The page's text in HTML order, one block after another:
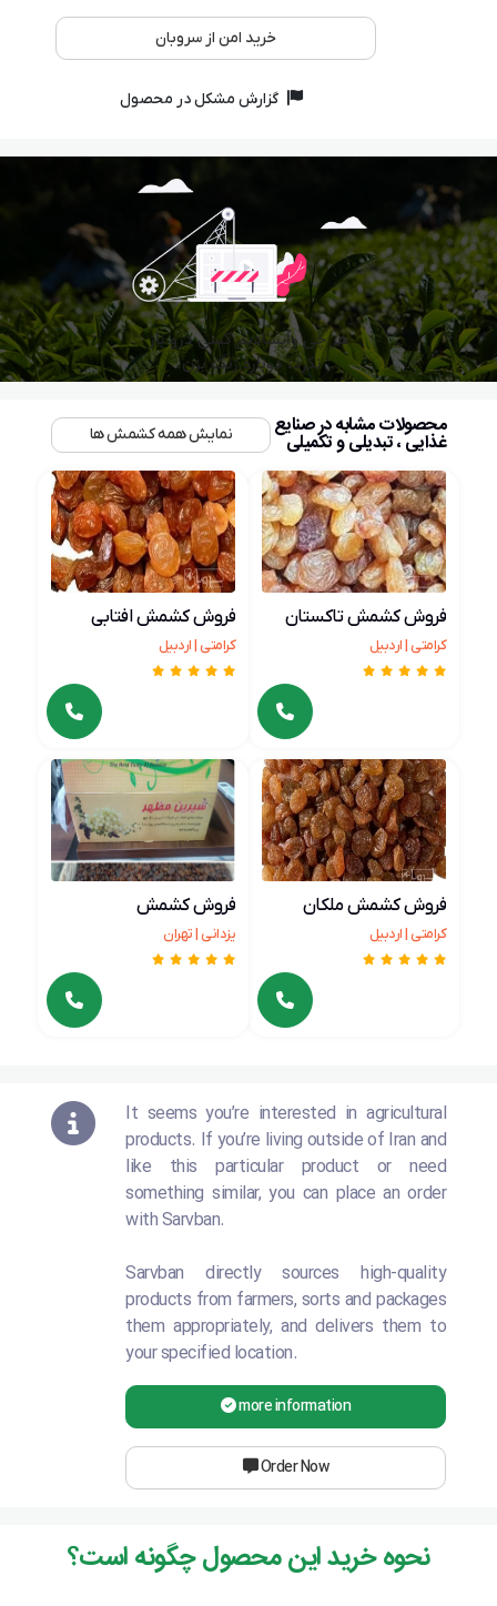
خرید امن از سروبان
گزارش مشکل در محصول
محصولات مشابه در صنایع
غذایی ، تبدیلی و تکمیلی نمایش همه کشمش ها
فروش کشمش تاکستان
کرامتی | اردبیل
فروش کشمش افتابی
کرامتی | اردبیل
فروش کشمش ملکان
کرامتی | اردبیل
فروش کشمش
یزدانی | تهران
It seems you’re interested in agricultural
products. If you’re living outside of Iran and
like this particular product or need
something similar, you can place an order
with Sarvban.
Sarvban directly sources high-quality
products from farmers, sorts and packages
them appropriately, and delivers them to
your specified location.
more information
Order Now
نحوه خرید این محصول چگونه است؟